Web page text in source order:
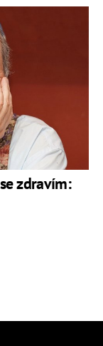
zdravím: